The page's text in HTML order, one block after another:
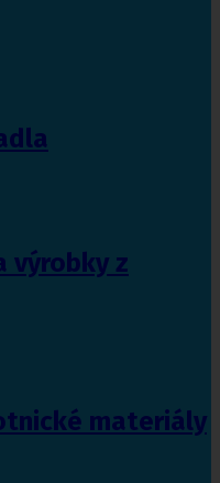
výrobky z
materiály